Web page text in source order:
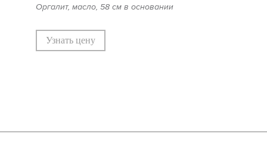
Оргалит, масло, 58 см в основании
Узнать цену